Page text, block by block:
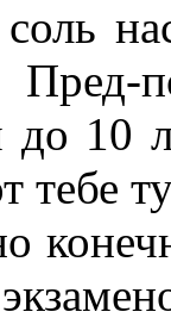
Пред-
10
тебе